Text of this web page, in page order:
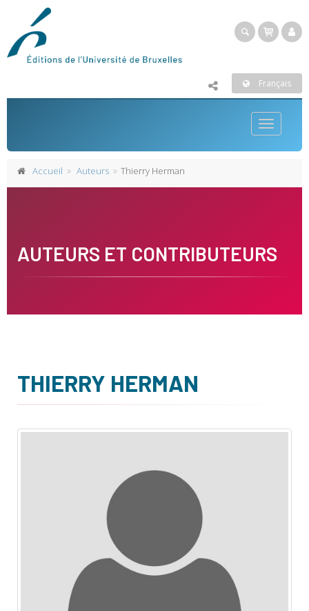
Français
Toggle
Accueil Auteurs Thierry Herman
AUTEURS ET CONTRIBUTEURS
THIERRY HERMAN